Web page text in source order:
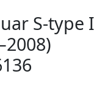
S-type I